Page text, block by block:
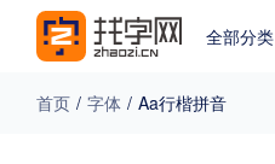
全部分类
首页 / 字体 / Aa行楷拼音